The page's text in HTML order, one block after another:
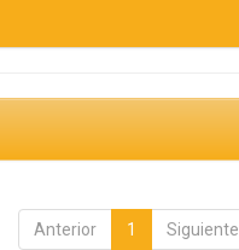
Anterior 1 Siguiente